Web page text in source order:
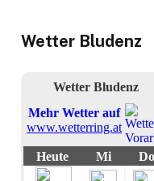
Wetter Bludenz